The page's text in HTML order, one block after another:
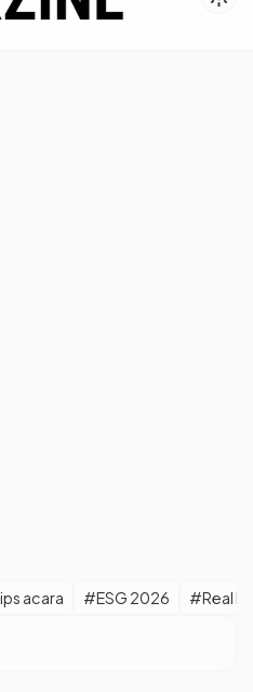
acara #ESG 2026 #Real